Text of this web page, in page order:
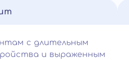
с длительным
и выраженным